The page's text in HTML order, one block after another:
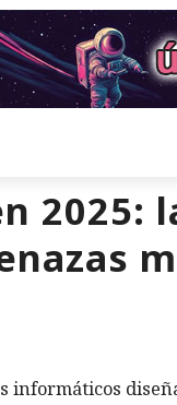
2025:
informáticos